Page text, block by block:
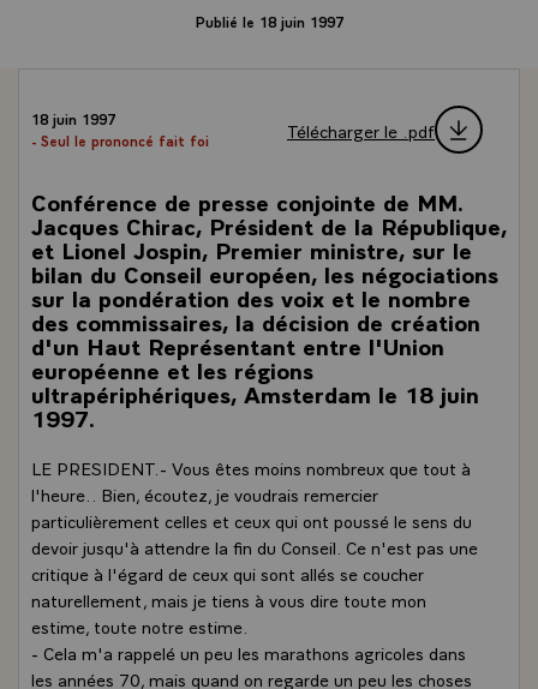
Publié le 18 juin 1997
18 juin 1997
- Seul le prononcé fait foi
Télécharger le .pdf
Conférence de presse conjointe de MM.
Jacques Chirac, Président de la République,
et Lionel Jospin, Premier ministre, sur le
bilan du Conseil européen, les négociations
sur la pondération des voix et le nombre
des commissaires, la décision de création
d'un Haut Représentant entre l'Union
européenne et les régions
ultrapériphériques, Amsterdam le 18 juin
1997.
LE PRESIDENT.- Vous êtes moins nombreux que tout à
l'heure.. Bien, écoutez, je voudrais remercier
particulièrement celles et ceux qui ont poussé le sens du
devoir jusqu'à attendre la fin du Conseil. Ce n'est pas une
critique à l'égard de ceux qui sont allés se coucher
naturellement, mais je tiens à vous dire toute mon
estime, toute notre estime.
- Cela m'a rappelé un peu les marathons agricoles dans
les années 70, mais quand on regarde un peu les choses